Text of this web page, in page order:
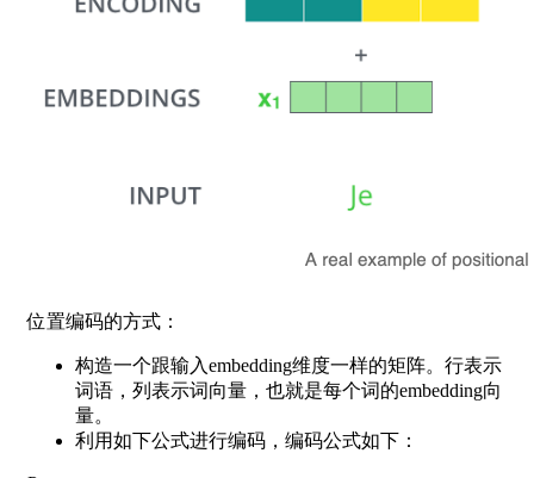
位置编码的方式：
构造一个跟输入embedding维度一样的矩阵。行表示
词语，列表示词向量，也就是每个词的embedding向
量。
利用如下公式进行编码，编码公式如下：